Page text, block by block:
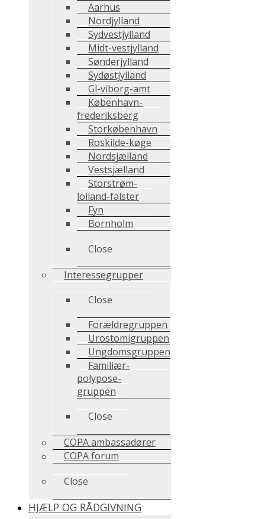
Aarhus
Nordjylland
Sydvestjylland
Midt-vestjylland
Sønderjylland
Sydøstjylland
Gl-viborg-amt
København-
frederiksberg
Storkøbenhavn
Roskilde-køge
Nordsjælland
Vestsjælland
Storstrøm-
lolland-falster
Fyn
Bornholm
Close
Interessegrupper
Close
Forældregruppen
Urostomigruppen
Ungdomsgruppen
Familiær-
polypose-
gruppen
Close
COPA ambassadører
COPA forum
Close
HJÆLP OG RÅDGIVNING